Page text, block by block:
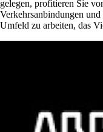
gelegen, profitieren Sie
Verkehrsanbindungen
Umfeld zu arbeiten, das